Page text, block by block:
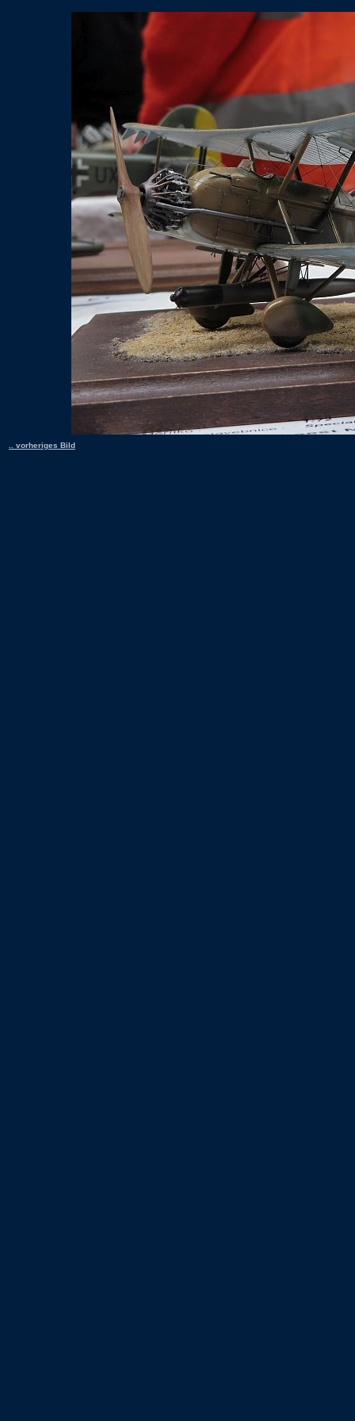
.. vorheriges Bild